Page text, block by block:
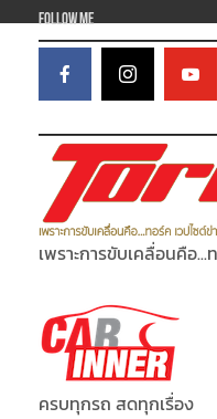
Follow Me
เพราะการขับเคลื่อนคือ...
ครบทุกรถ สดทุกเรื่อง